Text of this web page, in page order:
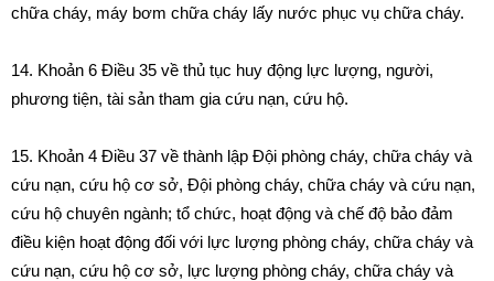
chữa cháy, máy bơm chữa cháy lấy nước phục vụ chữa cháy.
14. Khoản 6 Điều 35 về thủ tục huy động lực lượng, người,
phương tiện, tài sản tham gia cứu nạn, cứu hộ.
15. Khoản 4 Điều 37 về thành lập Đội phòng cháy, chữa cháy và
cứu nạn, cứu hộ cơ sở, Đội phòng cháy, chữa cháy và cứu nạn,
cứu hộ chuyên ngành; tổ chức, hoạt động và chế độ bảo đảm
điều kiện hoạt động đối với lực lượng phòng cháy, chữa cháy và
cứu nạn, cứu hộ cơ sở, lực lượng phòng cháy, chữa cháy và